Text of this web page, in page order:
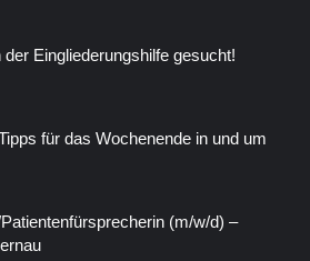
Eingliederungshilfe gesucht!
für das Wochenende in und um
(m/w/d) –